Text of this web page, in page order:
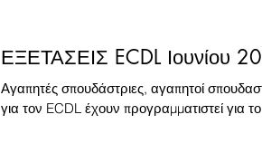
ΕΞΕΤΑΣΕΙΣ ECDL Ιουνίου
Αγαπητές σπουδάστριες, αγαπητοί
για τον ECDL έχουν προγραμματιστεί για